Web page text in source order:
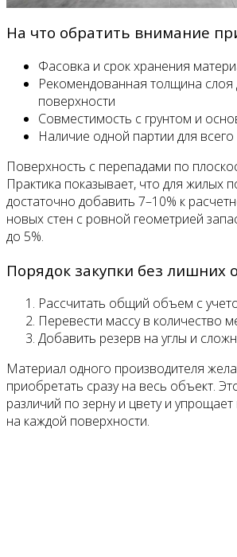
На что обратить внимание
Фасовка и срок хранения
Рекомендованная толщина
поверхности
Совместимость с грунтом и
Наличие одной партии для
Поверхность с перепадами по
Практика показывает, что для жилых
достаточно добавить 7–10% к
новых стен с ровной геометрией
до 5%.
Порядок закупки без лишних
Рассчитать общий объем с
Перевести массу в количество
Добавить резерв на углы и
Материал одного производителя
приобретать сразу на весь объект.
различий по зерну и цвету и
на каждой поверхности.